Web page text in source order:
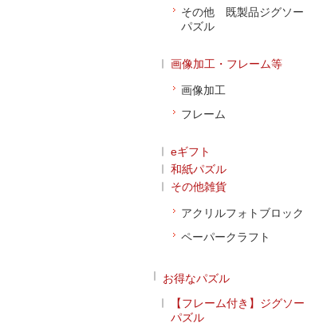
その他 既製品ジグソー
パズル
画像加工・フレーム等
画像加工
フレーム
eギフト
和紙パズル
その他雑貨
アクリルフォトブロック
ペーパークラフト
お得なパズル
【フレーム付き】ジグソー
パズル